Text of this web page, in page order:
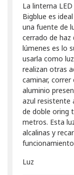
La linterna
Bigblue es
una fuente de
cerrado de haz
lúmenes es lo
usarla como
realizan otras
caminar, correr
aluminio
azul resistente
de doble oring
metros. Esta
alcalinas y
Luz